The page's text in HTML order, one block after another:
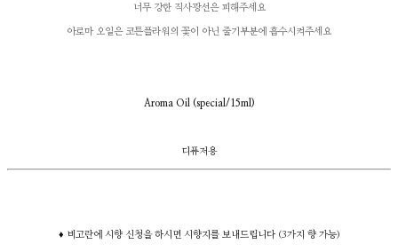
너무 강한 직사광선은 피해주세요
아로마 오일은 코튼플라워의 꽃이 아닌 줄기부분에 흡수시켜주세요
Aroma Oil (special/15ml)
디퓨저용
♦ 비고란에 시향 신청을 하시면 시향지를 보내드립니다 (3가지 향 가능)